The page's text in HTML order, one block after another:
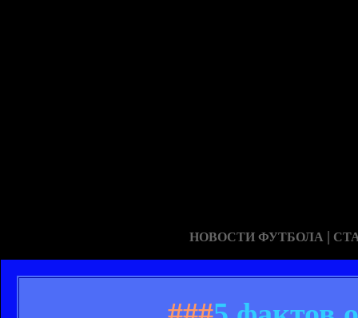
НОВОСТИ ФУТБОЛА |